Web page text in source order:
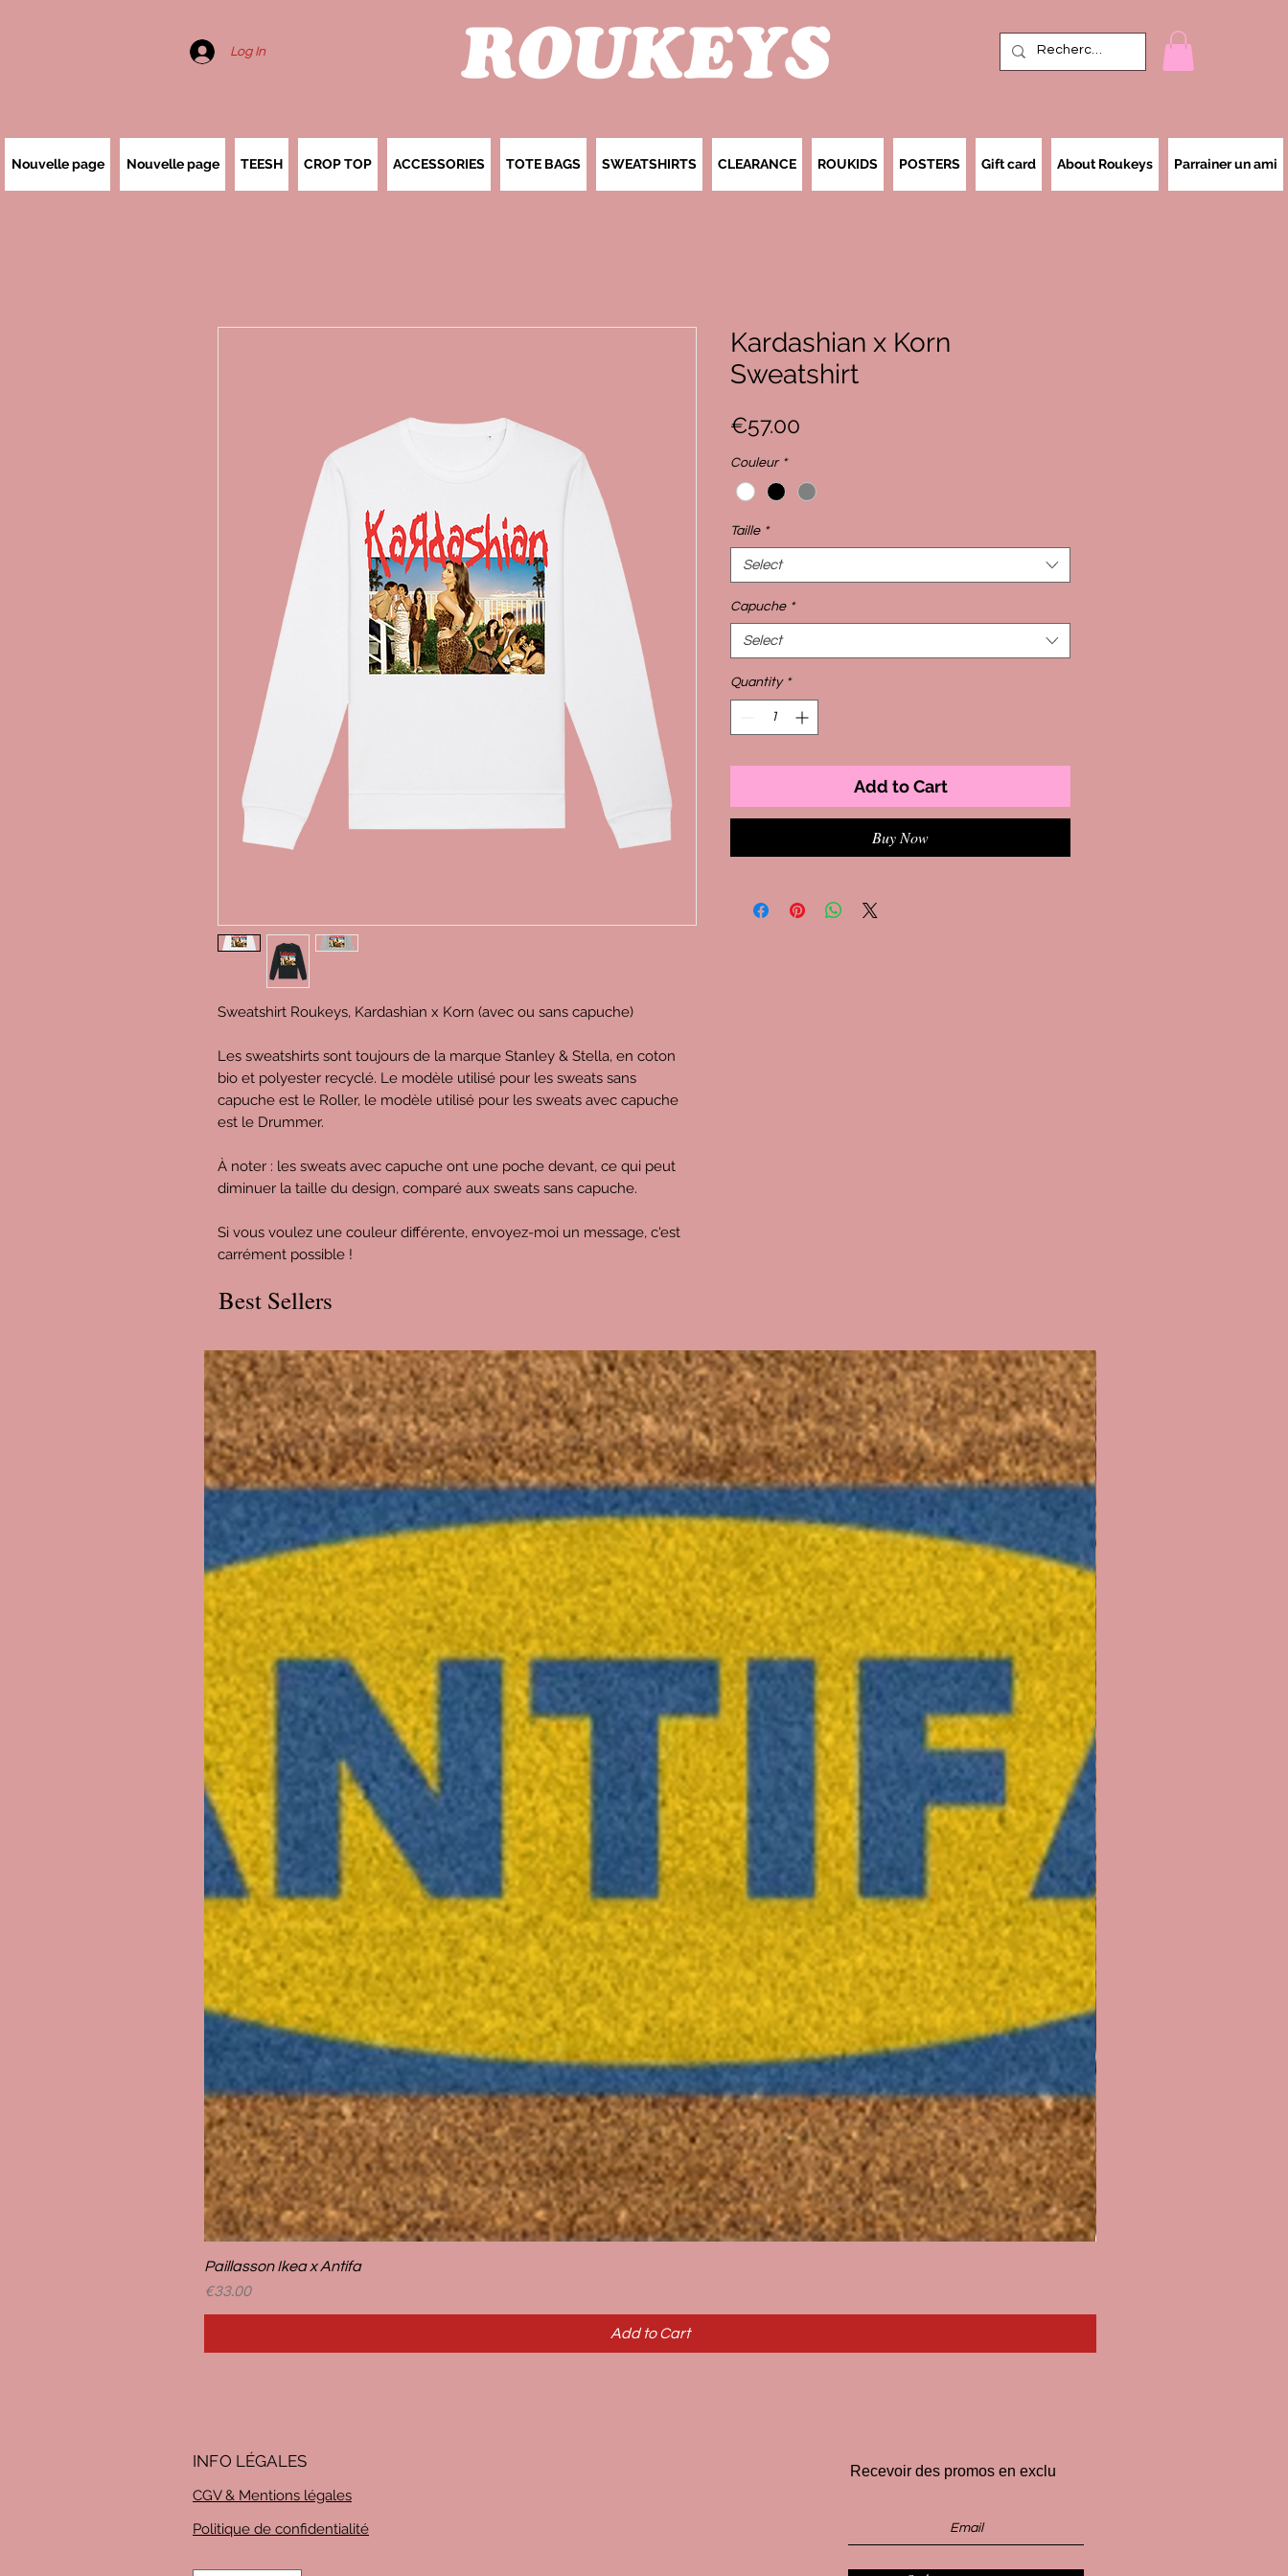
Log In
Nouvelle page Nouvelle page TEESH CROP TOP ACCESSORIES TOTE BAGS SWEATSHIRTS CLEARANCE ROUKIDS POSTERS Gift card About Roukeys Parrainer un ami
Sweatshirt Roukeys, Kardashian x Korn (avec ou sans capuche)
Les sweatshirts sont toujours de la marque Stanley & Stella, en coton
bio et polyester recyclé. Le modèle utilisé pour les sweats sans
capuche est le Roller, le modèle utilisé pour les sweats avec capuche
est le Drummer.
À noter : les sweats avec capuche ont une poche devant, ce qui peut
diminuer la taille du design, comparé aux sweats sans capuche.
Si vous voulez une couleur différente, envoyez-moi un message, c'est
carrément possible !
Kardashian x Korn
Sweatshirt
€57.00
Couleur *
Taille *
Select
Capuche *
Select
Quantity *
Add to Cart
Buy Now
Best Sellers
Paillasson Ikea x Antifa
Price
€33.00
Add to Cart
INFO LÉGALES
CGV & Mentions légales
Politique de confidentialité
Recevoir des promos en exclu